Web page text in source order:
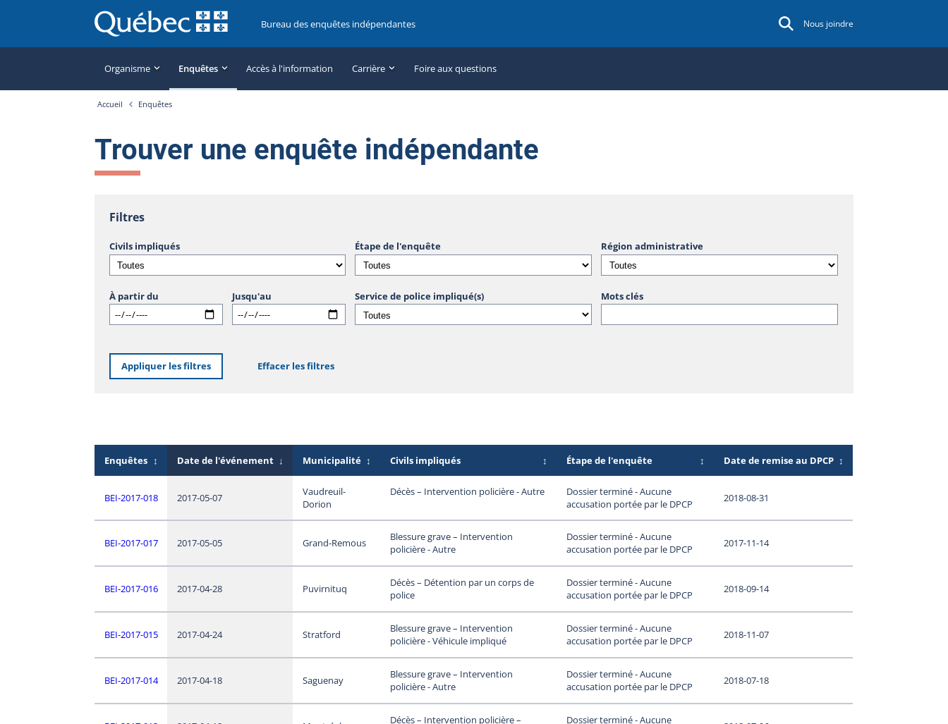
Bureau des enquêtes indépendantes Nous joindre
Organisme Enquêtes Accès à l'information Carrière Foire aux questions
Accueil Enquêtes
Trouver une enquête indépendante
Filtres
Civils impliqués Étape de l'enquête Région administrative
À partir du Jusqu'au Service de police impliqué(s) Mots clés
Appliquer les filtres Effacer les filtres
Enquêtes ↕ Date de l'événement ↓ Municipalité ↕ Civils impliqués ↕ Étape de l'enquête ↕ Date de remise au DPCP ↕
BEI-2017-018 2017-05-07
Vaudreuil-
Dorion
Décès – Intervention policière - Autre
Dossier terminé - Aucune
accusation portée par le DPCP
2018-08-31
BEI-2017-017 2017-05-05 Grand-Remous
Blessure grave – Intervention
policière - Autre
Dossier terminé - Aucune
accusation portée par le DPCP
2017-11-14
BEI-2017-016 2017-04-28 Puvirnituq
Décès – Détention par un corps de
police
Dossier terminé - Aucune
accusation portée par le DPCP
2018-09-14
BEI-2017-015 2017-04-24 Stratford
Blessure grave – Intervention
policière - Véhicule impliqué
Dossier terminé - Aucune
accusation portée par le DPCP
2018-11-07
BEI-2017-014 2017-04-18 Saguenay
Blessure grave – Intervention
policière - Autre
Dossier terminé - Aucune
accusation portée par le DPCP
2018-07-18
Décès – Intervention policière –
Dossier terminé - Aucune